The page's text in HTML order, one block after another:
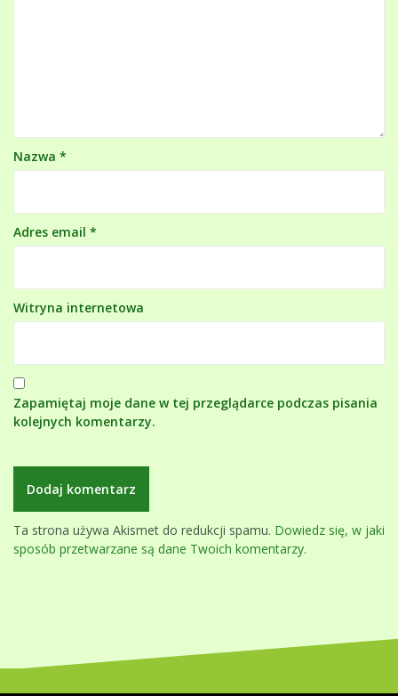
Nazwa *
Adres email *
Witryna internetowa
Zapamiętaj moje dane w tej przeglądarce podczas pisania
kolejnych komentarzy.
Ta strona używa Akismet do redukcji spamu. Dowiedz się, w jaki
sposób przetwarzane są dane Twoich komentarzy.